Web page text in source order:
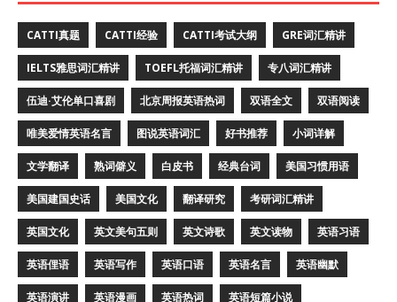
CATTI真题 CATTI经验 CATTI考试大纲 GRE词汇精讲
IELTS雅思词汇精讲 TOEFL托福词汇精讲 专八词汇精讲
伍迪·艾伦单口喜剧 北京周报英语热词 双语全文 双语阅读
唯美爱情英语名言 图说英语词汇 好书推荐 小词详解
文学翻译 熟词僻义 白皮书 经典台词 美国习惯用语
美国建国史话 美国文化 翻译研究 考研词汇精讲
英国文化 英文美句五则 英文诗歌 英文读物 英语习语
英语俚语 英语写作 英语口语 英语名言 英语幽默
英语演讲 英语漫画 英语热词 英语短篇小说